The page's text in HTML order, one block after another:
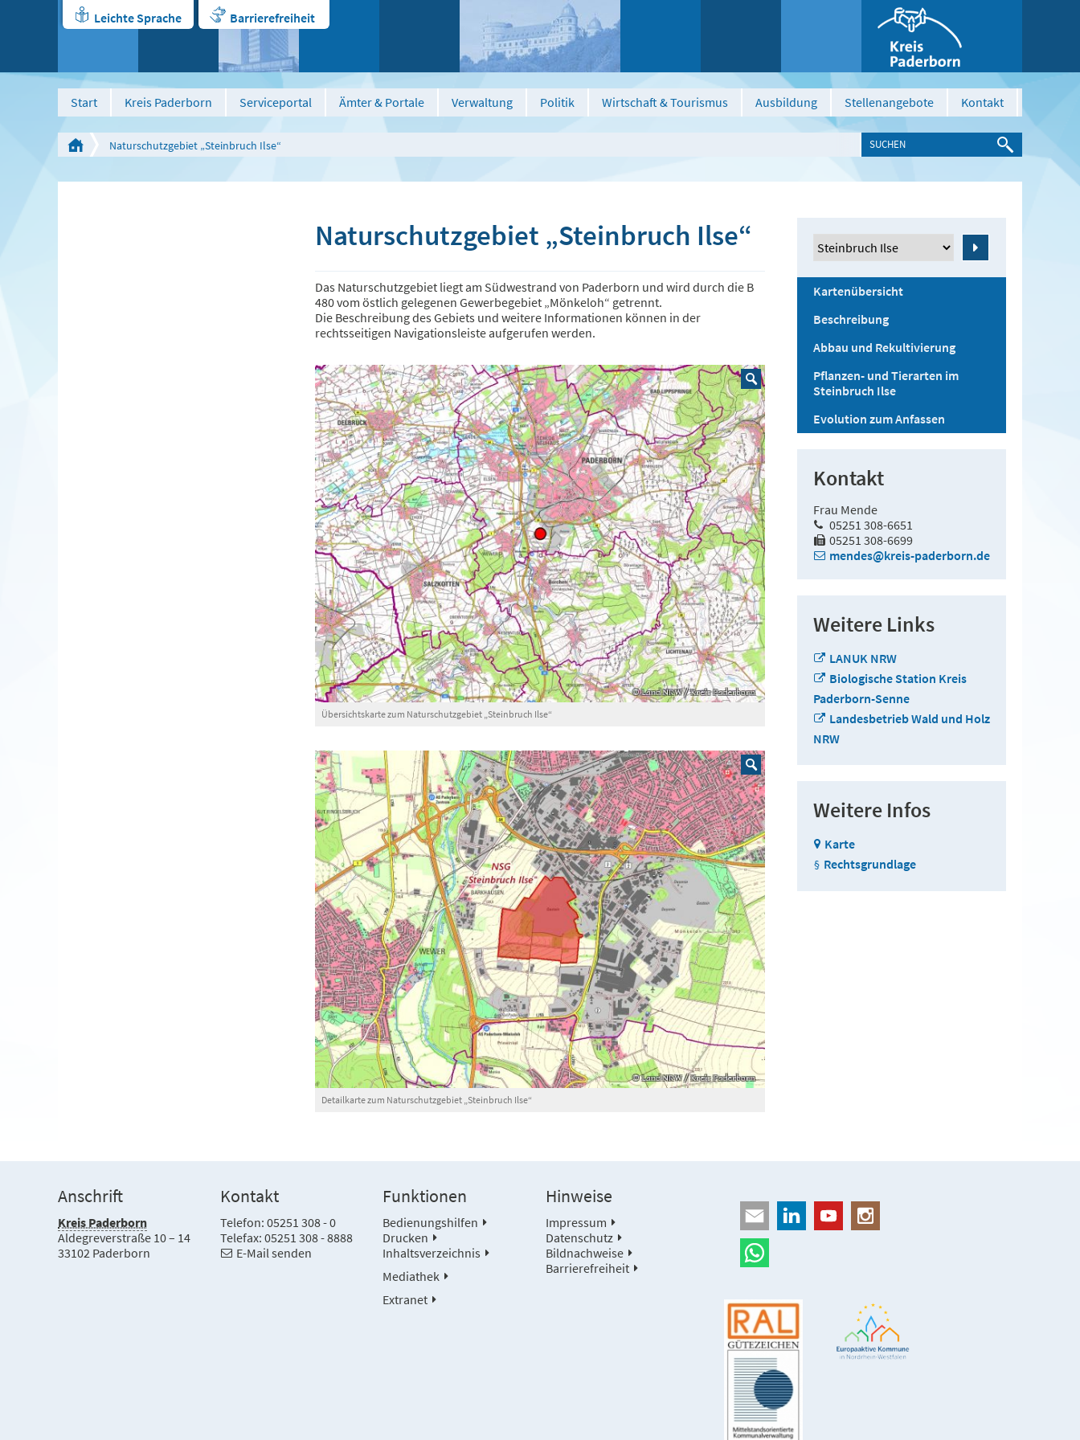
Leichte Sprache Barrierefreiheit
Start Kreis Paderborn Serviceportal Ämter & Portale Verwaltung Politik Wirtschaft & Tourismus Ausbildung Stellenangebote Kontakt
Naturschutzgebiet „Steinbruch Ilse“
Naturschutzgebiet „Steinbruch Ilse“
Das Naturschutzgebiet liegt am Südwestrand von Paderborn und wird durch die B
480 vom östlich gelegenen Gewerbegebiet „Mönkeloh“ getrennt.
Die Beschreibung des Gebiets und weitere Informationen können in der
rechtsseitigen Navigationsleiste aufgerufen werden.
Übersichtskarte zum Naturschutzgebiet „Steinbruch Ilse“
Detailkarte zum Naturschutzgebiet „Steinbruch Ilse“
Kartenübersicht
Beschreibung
Abbau und Rekultivierung
Pflanzen- und Tierarten im
Steinbruch Ilse
Evolution zum Anfassen
Kontakt
Frau Mende
05251 308-6651
05251 308-6699
mendes@kreis-paderborn.de
Weitere Links
LANUK NRW
Biologische Station Kreis
Paderborn-Senne
Landesbetrieb Wald und Holz
NRW
Weitere Infos
Karte
Rechtsgrundlage
Anschrift
Kreis Paderborn
Aldegreverstraße 10 – 14
33102 Paderborn
Kontakt
Telefon: 05251 308 - 0
Telefax: 05251 308 - 8888
E-Mail senden
Funktionen
Bedienungshilfen
Drucken
Inhaltsverzeichnis
Mediathek
Extranet
Hinweise
Impressum
Datenschutz
Bildnachweise
Barrierefreiheit